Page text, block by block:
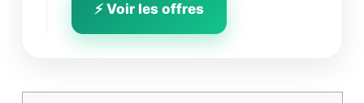
⚡ Voir les offres